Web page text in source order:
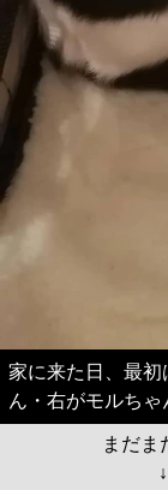
家に来た日、最初
ん・右がモルちゃ
まだま